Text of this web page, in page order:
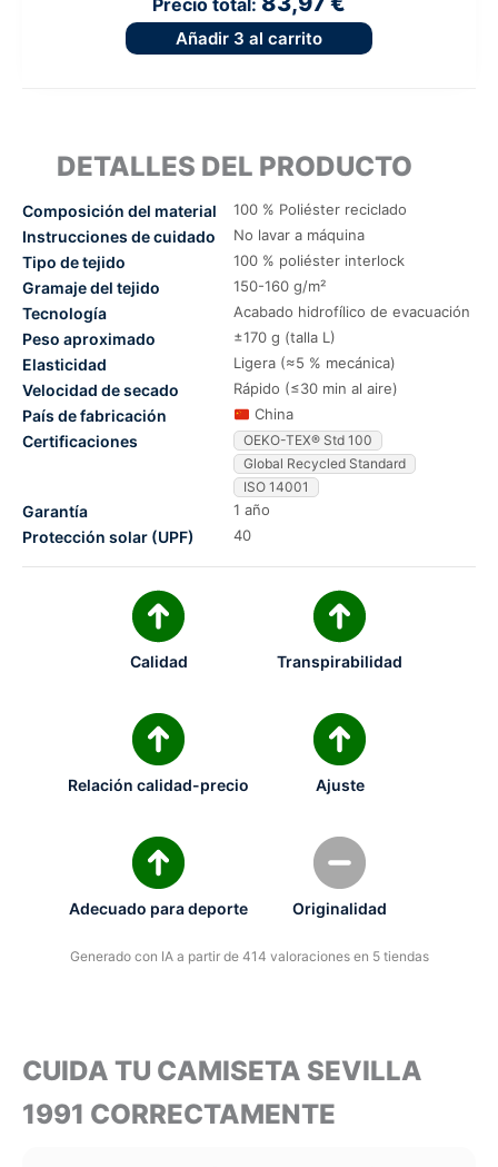
Precio total:
Añadir 3 al carrito
DETALLES DEL PRODUCTO
Composición del material 100 % Poliéster reciclado
Instrucciones de cuidado No lavar a máquina
Tipo de tejido 100 % poliéster interlock
Gramaje del tejido 150-160 g/m²
Tecnología Acabado hidrofílico de evacuación
Peso aproximado ±170 g (talla L)
Elasticidad Ligera (≈5 % mecánica)
Velocidad de secado Rápido (≤30 min al aire)
País de fabricación China
Certificaciones
OEKO-TEX® Std 100
Global Recycled Standard
ISO 14001
Garantía 1 año
Protección solar (UPF) 40
Calidad Transpirabilidad
Relación calidad-precio Ajuste
Adecuado para deporte Originalidad
Generado con IA a partir de 414 valoraciones en 5 tiendas
CUIDA TU CAMISETA SEVILLA
1991 CORRECTAMENTE